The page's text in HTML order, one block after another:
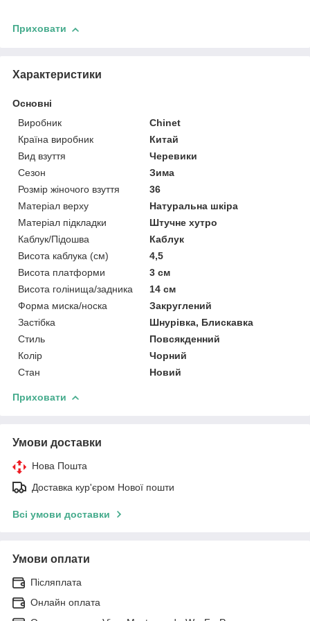
Приховати
Характеристики
Основні
Виробник
Chinet
Країна виробник
Китай
Вид взуття
Черевики
Сезон
Зима
Розмір жіночого взуття
36
Матеріал верху
Натуральна шкіра
Матеріал підкладки
Штучне хутро
Каблук/Підошва
Каблук
Висота каблука (см)
4,5
Висота платформи
3 см
Висота голінища/задника
14 см
Форма миска/носка
Закруглений
Застібка
Шнурівка, Блискавка
Стиль
Повсякденний
Колір
Чорний
Стан
Новий
Приховати
Умови доставки
Нова Пошта
Доставка кур'єром Нової пошти
Всі умови доставки
Умови оплати
Післяплата
Онлайн оплата